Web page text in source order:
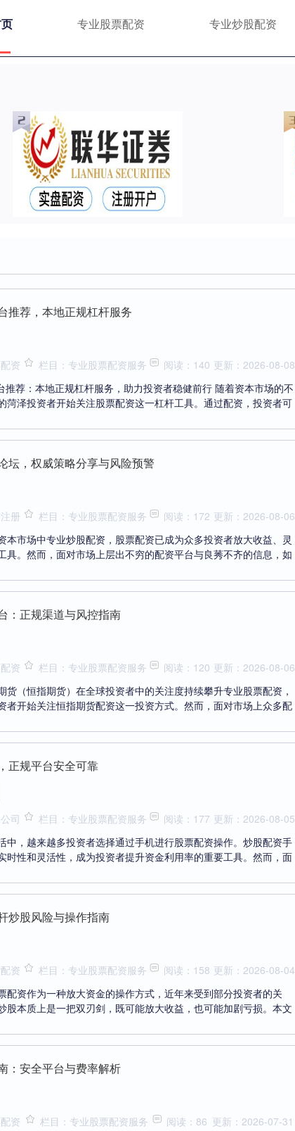
专业股票配资 专业炒股配资
推荐，本地正规杠杆服务
资 栏目：专业股票配资服务 阅读：140 更新：2026-08-08
推荐：本地正规杠杆服务，助力投资者稳健前行 随着资本市场的不
菏泽投资者开始关注股票配资这一杠杆工具。通过配资，投资者可
坛，权威策略分享与风险预警
册 栏目：专业股票配资服务 阅读：172 更新：2026-08-06
本市场中专业炒股配资，股票配资已成为众多投资者放大收益、灵
具。然而，面对市场上层出不穷的配资平台与良莠不齐的信息，如
：正规渠道与风控指南
资 栏目：专业股票配资服务 阅读：120 更新：2026-08-06
货（恒指期货）在全球投资者中的关注度持续攀升专业股票配资，
者开始关注恒指期货配资这一投资方式。然而，面对市场上众多配
正规平台安全可靠
司 栏目：专业股票配资服务 阅读：177 更新：2026-08-05
中，越来越多投资者选择通过手机进行股票配资操作。炒股配资手
时性和灵活性，成为投资者提升资金利用率的重要工具。然而，面
炒股风险与操作指南
资 栏目：专业股票配资服务 阅读：158 更新：2026-08-04
配资作为一种放大资金的操作方式，近年来受到部分投资者的关
股本质上是一把双刃剑，既可能放大收益，也可能加剧亏损。本文
：安全平台与费率解析
资 栏目：专业股票配资服务 阅读：86 更新：2026-07-31